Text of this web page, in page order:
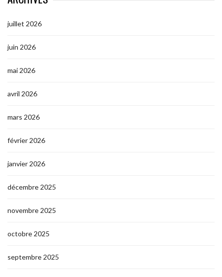
juillet 2026
juin 2026
mai 2026
avril 2026
mars 2026
février 2026
janvier 2026
décembre 2025
novembre 2025
octobre 2025
septembre 2025